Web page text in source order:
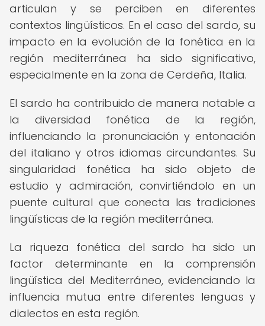
articulan y se perciben en diferentes
contextos lingüísticos. En el caso del sardo, su
impacto en la evolución de la fonética en la
región mediterránea ha sido significativo,
especialmente en la zona de Cerdeña, Italia.
El sardo ha contribuido de manera notable a
la diversidad fonética de la región,
influenciando la pronunciación y entonación
del italiano y otros idiomas circundantes. Su
singularidad fonética ha sido objeto de
estudio y admiración, convirtiéndolo en un
puente cultural que conecta las tradiciones
lingüísticas de la región mediterránea.
La riqueza fonética del sardo ha sido un
factor determinante en la comprensión
lingüística del Mediterráneo, evidenciando la
influencia mutua entre diferentes lenguas y
dialectos en esta región.